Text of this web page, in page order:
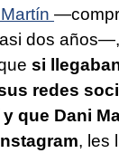
dos
si
redes
y que Dani
, les